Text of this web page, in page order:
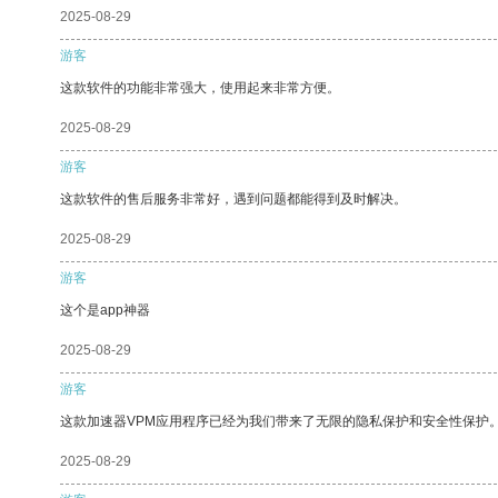
2025-08-29
游客
这款软件的功能非常强大，使用起来非常方便。
2025-08-29
游客
这款软件的售后服务非常好，遇到问题都能得到及时解决。
2025-08-29
游客
这个是app神器
2025-08-29
游客
这款加速器VPM应用程序已经为我们带来了无限的隐私保护和安全性保护
2025-08-29